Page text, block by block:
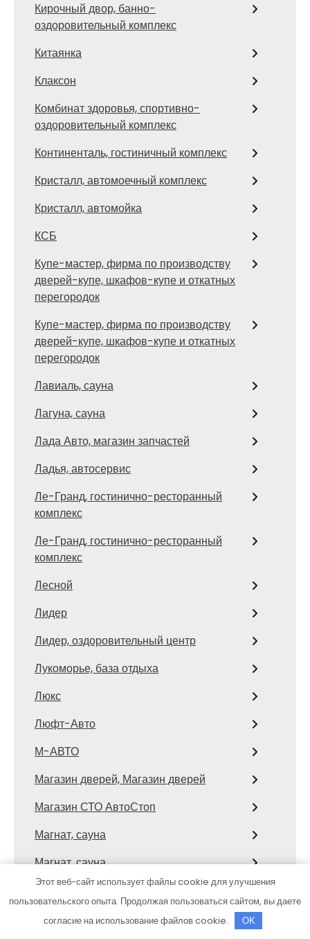
Кирочный двор, банно-
оздоровительный комплекс
Китаянка
Клаксон
Комбинат здоровья, спортивно-
оздоровительный комплекс
Континенталь, гостиничный комплекс
Кристалл, автомоечный комплекс
Кристалл, автомойка
КСБ
Купе-мастер, фирма по производству
дверей-купе, шкафов-купе и откатных
перегородок
Купе-мастер, фирма по производству
дверей-купе, шкафов-купе и откатных
перегородок
Лавиаль, сауна
Лагуна, сауна
Лада Авто, магазин запчастей
Ладья, автосервис
Ле-Гранд, гостинично-ресторанный
комплекс
Ле-Гранд, гостинично-ресторанный
комплекс
Лесной
Лидер
Лидер, оздоровительный центр
Лукоморье, база отдыха
Люкс
Люфт-Авто
М-АВТО
Магазин дверей, Магазин дверей
Магазин СТО АвтоСтоп
Магнат, сауна
Магнат, сауна
Мастер, производственно-монтажная
компания
Этот веб-сайт использует файлы cookie для улучшения
пользовательского опыта. Продолжая пользоваться сайтом, вы даете
согласие на использование файлов cookie.
OK